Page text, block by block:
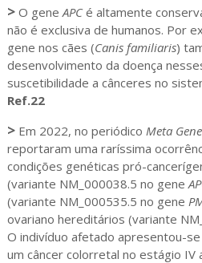
>O gene APCé altamente
não é exclusiva de humanos. Por
gene nos cães (Canis familiaris)
desenvolvimento da doença
suscetibilidade a cânceres no
Ref.22
>Em 2022, no periódico Meta Gene
reportaram uma raríssima
condições genéticas pró-
(variante NM_000038.5 no gene
(variante NM_000535.5 no gene
ovariano hereditários (variante
O indivíduo afetado apresentou-
um câncer colorretal no estágio IV